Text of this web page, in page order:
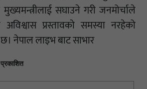
सघाउने गरी जनमोर्चाले
प्रस्तावको समस्या नरहेको
नेपाल लाइभ बाट साभार